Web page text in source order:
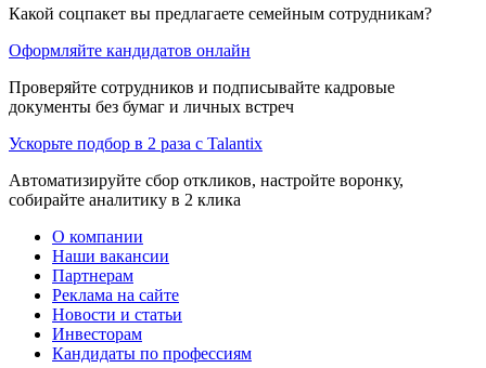
Какой соцпакет вы предлагаете семейным сотрудникам?
Оформляйте кандидатов онлайн
Проверяйте сотрудников и подписывайте кадровые
документы без бумаг и личных встреч
Ускорьте подбор в 2 раза с Talantix
Автоматизируйте сбор откликов, настройте воронку,
собирайте аналитику в 2 клика
О компании
Наши вакансии
Партнерам
Реклама на сайте
Новости и статьи
Инвесторам
Кандидаты по профессиям